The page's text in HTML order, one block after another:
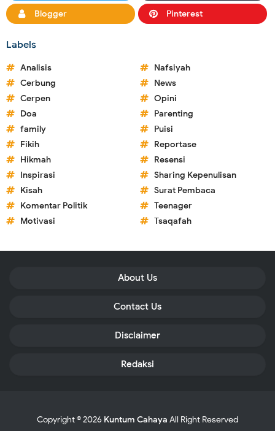
Blogger Pinterest
Labels
Analisis
Cerbung
Cerpen
Doa
family
Fikih
Hikmah
Inspirasi
Kisah
Komentar Politik
Motivasi
Nafsiyah
News
Opini
Parenting
Puisi
Reportase
Resensi
Sharing Kepenulisan
Surat Pembaca
Teenager
Tsaqafah
About Us
Contact Us
Disclaimer
Redaksi
Copyright ©2026 Kuntum Cahaya All Right Reserved